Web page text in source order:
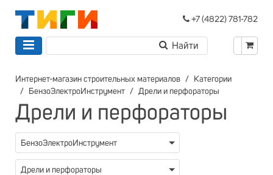
+7 (4822) 781-782
Интернет-магазин строительных материалов
Категории
БензоЭлектроИнструмент
Дрели и перфораторы
Дрели и перфораторы
БензоЭлектроИнструмент
Дрели и перфораторы